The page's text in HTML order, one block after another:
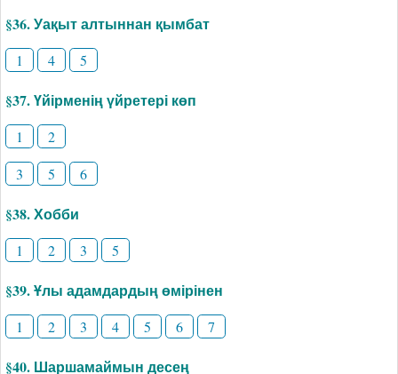
§36. Уақыт алтыннан қымбат
1 4 5
§37. Үйірменің үйретері көп
1
2
3
5 6
§38. Хобби
1 2 3 5
§39. Ұлы адамдардың өмірінен
1 2 3 4 5 6 7
§40. Шаршамаймын десең